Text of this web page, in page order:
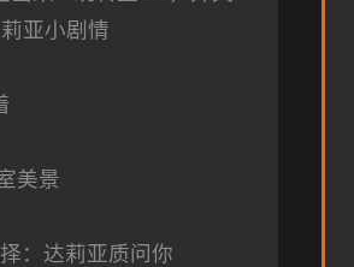
亚小剧情
美景
：达莉亚质问你